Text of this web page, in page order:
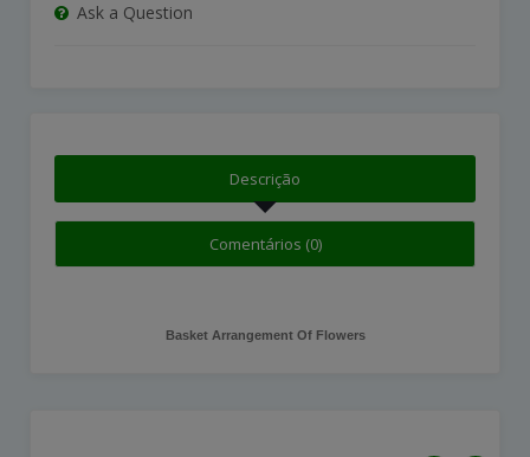
Ask a Question
Descrição
Comentários (0)
Basket Arrangement Of Flowers